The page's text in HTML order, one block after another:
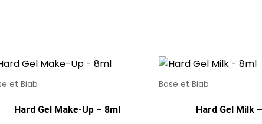
et Biab
Hard Gel Make-Up – 8ml
Base et Biab
Hard Gel Milk